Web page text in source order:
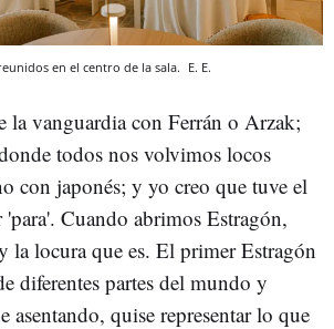
en el centro de la sala. E. E.
la vanguardia con Ferrán o Arzak;
todos nos volvimos locos
con japonés; y yo creo que tuve el
Cuando abrimos Estragón,
la locura que es. El primer Estragón
diferentes partes del mundo y
asentando, quise representar lo que